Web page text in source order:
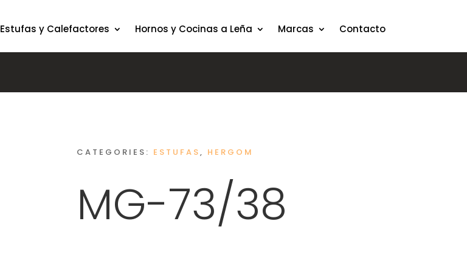
Estufas y Calefactores Hornos y Cocinas a Leña Marcas Contacto
CATEGORIES: ESTUFAS, HERGOM
MG-73/38